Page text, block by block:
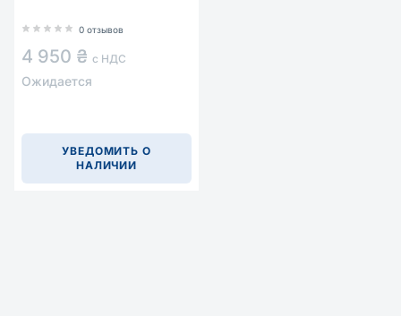
0 отзывов
4 950 ₴ с НДС
Ожидается
УВЕДОМИТЬ О
НАЛИЧИИ